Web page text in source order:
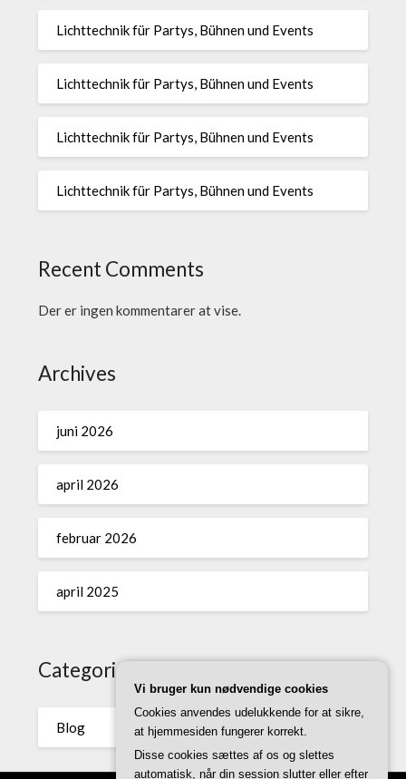
Lichttechnik für Partys, Bühnen und Events
Lichttechnik für Partys, Bühnen und Events
Lichttechnik für Partys, Bühnen und Events
Lichttechnik für Partys, Bühnen und Events
Recent Comments
Der er ingen kommentarer at vise.
Archives
juni 2026
april 2026
februar 2026
april 2025
Categories
Blog
Vi bruger kun nødvendige cookies
Cookies anvendes udelukkende for at sikre,
at hjemmesiden fungerer korrekt.
Disse cookies sættes af os og slettes
automatisk, når din session slutter eller efter